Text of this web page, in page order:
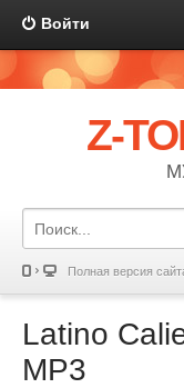
Войти
Z-
Полная версия
Latino
MP3